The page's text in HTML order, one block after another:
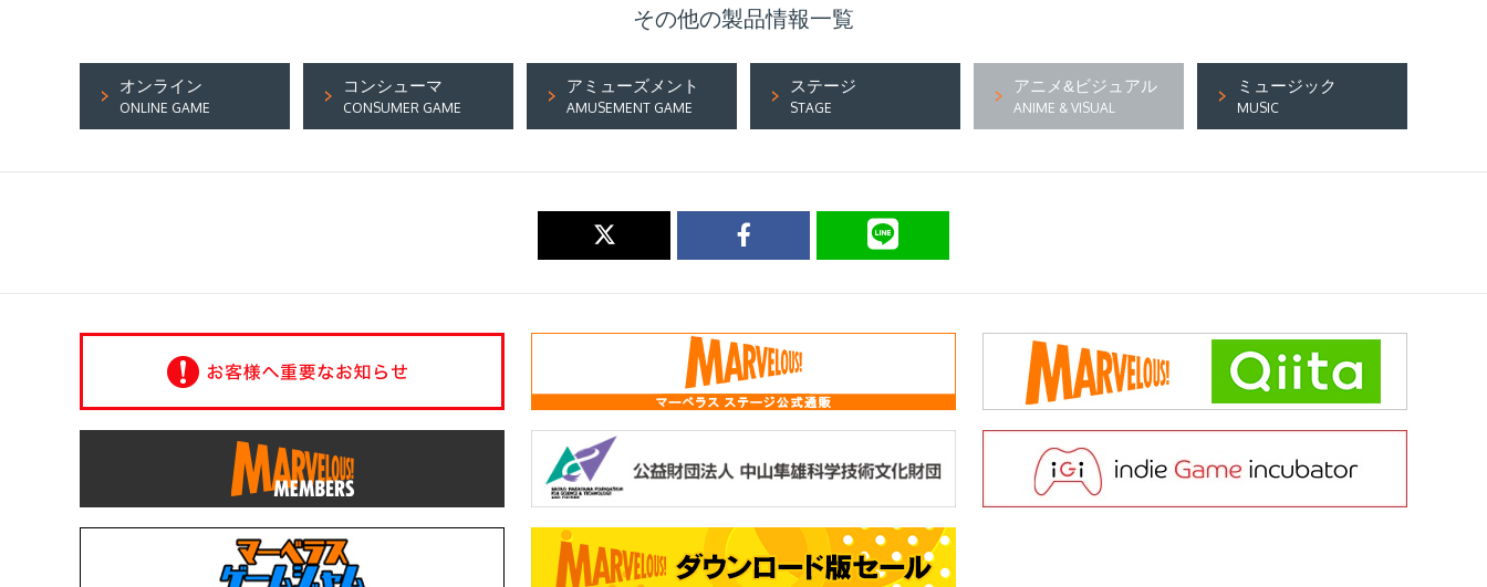
その他の製品情報一覧
オンライン
ONLINE GAME
コンシューマ
CONSUMER GAME
アミューズメント
AMUSEMENT GAME
ステージ
STAGE
アニメ&ビジュアル
ANIME & VISUAL
ミュージック
MUSIC